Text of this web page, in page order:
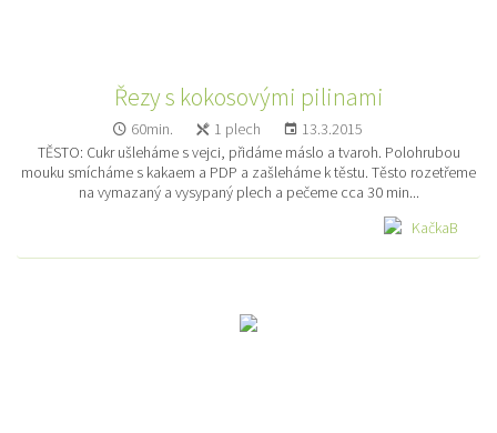
KačkaB
Řezy s kokosovými pilinami
60min. 1 plech
13.3.2015
TĚSTO: Cukr ušleháme s vejci, přidáme máslo a tvaroh. Polohrubou
mouku smícháme s kakaem a PDP a zašleháme k těstu. Těsto rozetřeme
na vymazaný a vysypaný plech a pečeme cca 30 min...